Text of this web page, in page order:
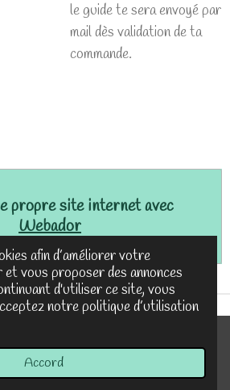
afin d’améliorer votre
vous proposer des annonces
d'utiliser ce site, vous
notre politique d’utilisation
Accord
le guide te sera envoyé par
mail dès validation de ta
commande.
propre site internet avec
Webador
HAMEL - sophrologie